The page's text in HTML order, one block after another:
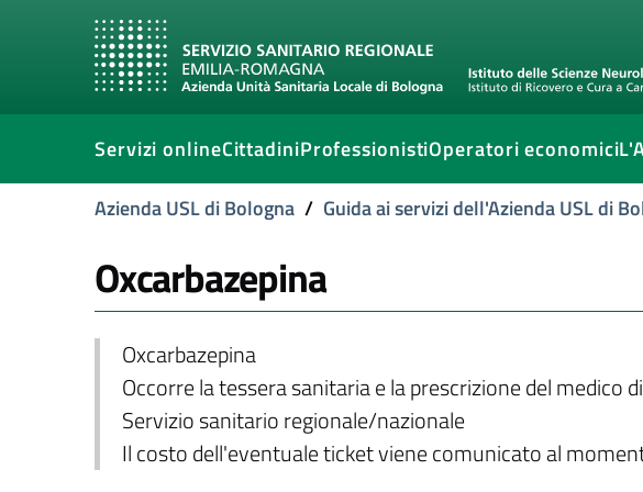
Servizi onlineCittadiniProfessionistiOperatori economici
Azienda USL di Bologna / Guida ai servizi dell'Azienda USL di
Oxcarbazepina
Oxcarbazepina
Occorre la tessera sanitaria e la prescrizione del medico
Servizio sanitario regionale/nazionale
Il costo dell'eventuale ticket viene comunicato al